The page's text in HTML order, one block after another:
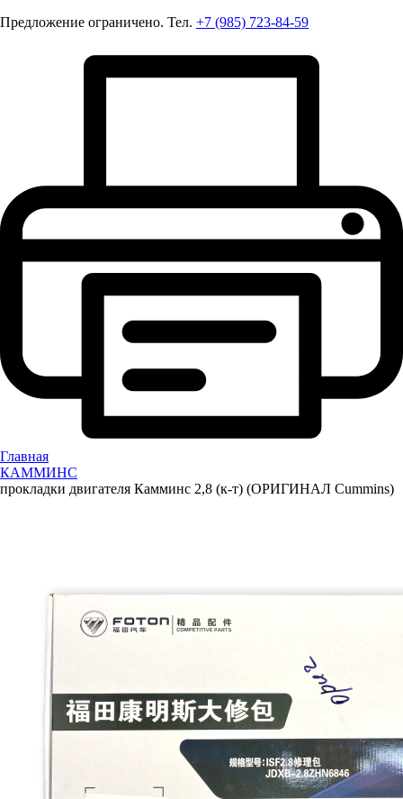
Предложение ограничено. Тел. +7 (985) 723-84-59
Главная
КАММИНС
прокладки двигателя Камминс 2,8 (к-т) (ОРИГИНАЛ Cummins)